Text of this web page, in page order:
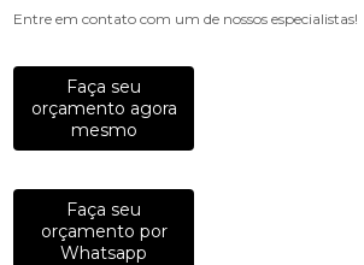
Entre em contato com um de nossos especialistas!
Faça seu
orçamento agora
mesmo
Faça seu
orçamento por
Whatsapp